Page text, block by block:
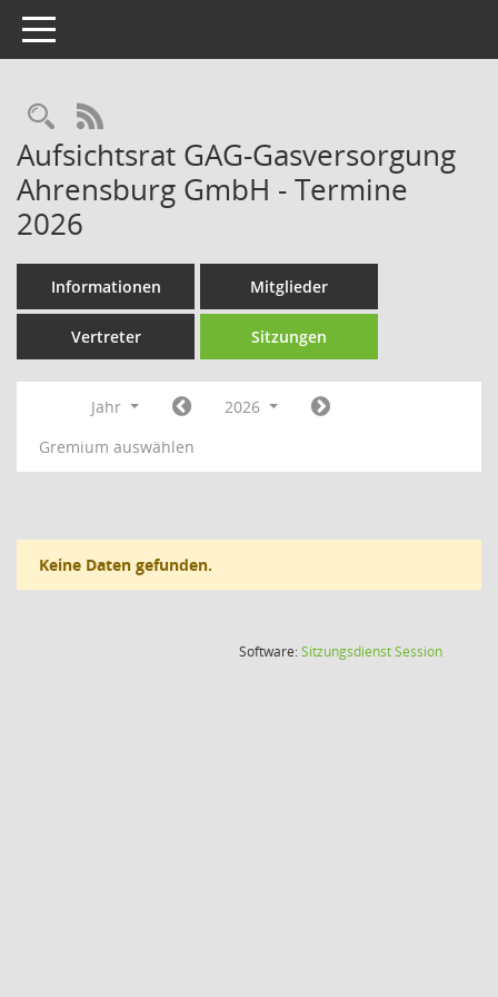
Toggle navigation
Rechercheauswahl
RSS-Feed
Aufsichtsrat GAG-Gasversorgung
Ahrensburg GmbH - Termine
2026
Informationen Mitglieder
Vertreter Sitzungen
Jahr
2026
Gremium auswählen
Keine Daten gefunden.
Software:SitzungsdienstSession(Wird in